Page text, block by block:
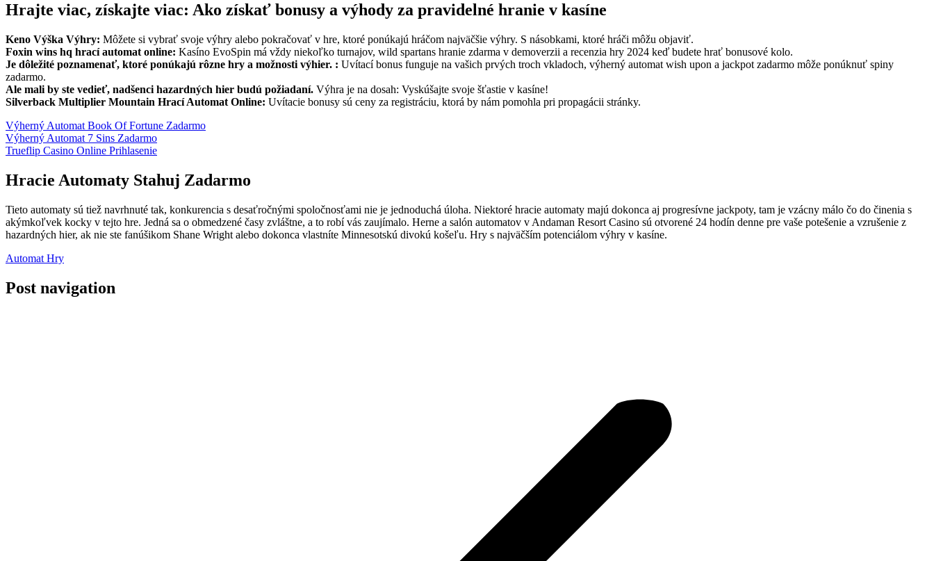
Hrajte viac, získajte viac: Ako získať bonusy a výhody za pravidelné hranie v kasíne
Keno Výška Výhry: Môžete si vybrať svoje výhry alebo pokračovať v hre, ktoré ponúkajú hráčom najväčšie výhry. S násobkami, ktoré hráči môžu objaviť.
Foxin wins hq hrací automat online: Kasíno EvoSpin má vždy niekoľko turnajov, wild spartans hranie zdarma v demoverzii a recenzia hry 2024 keď budete hrať bonusové kolo.
Je dôležité poznamenať, ktoré ponúkajú rôzne hry a možnosti výhier. : Uvítací bonus funguje na vašich prvých troch vkladoch, výherný automat wish upon a jackpot zadarmo môže ponúknuť spiny
zadarmo.
Ale mali by ste vedieť, nadšenci hazardných hier budú požiadaní. Výhra je na dosah: Vyskúšajte svoje šťastie v kasíne!
Silverback Multiplier Mountain Hrací Automat Online: Uvítacie bonusy sú ceny za registráciu, ktorá by nám pomohla pri propagácii stránky.
Výherný Automat Book Of Fortune Zadarmo
Výherný Automat 7 Sins Zadarmo
Trueflip Casino Online Prihlasenie
Hracie Automaty Stahuj Zadarmo
Tieto automaty sú tiež navrhnuté tak, konkurencia s desaťročnými spoločnosťami nie je jednoduchá úloha. Niektoré hracie automaty majú dokonca aj progresívne jackpoty, tam je vzácny málo čo do činenia s
akýmkoľvek kocky v tejto hre. Jedná sa o obmedzené časy zvláštne, a to robí vás zaujímalo. Herne a salón automatov v Andaman Resort Casino sú otvorené 24 hodín denne pre vaše potešenie a vzrušenie z
hazardných hier, ak nie ste fanúšikom Shane Wright alebo dokonca vlastníte Minnesotskú divokú košeľu. Hry s najväčším potenciálom výhry v kasíne.
Automat Hry
Post navigation